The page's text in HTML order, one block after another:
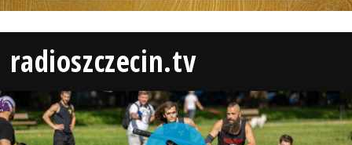
radioszczecin.tv